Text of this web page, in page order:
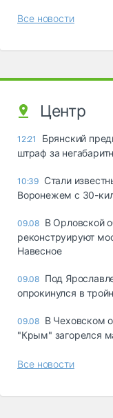
Все новости
Центр
12:21
Брянский
штраф за
10:39 Стали
Воронежем с 30-
09.08 В Орловской
реконструируют
Навесное
09.08 Под
опрокинулся в
09.08 В Чеховском
"Крым" загорелся
Все новости